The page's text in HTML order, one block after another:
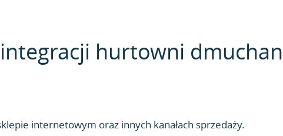
hurtowni
internetowym oraz innych kanałach sprzedaży.